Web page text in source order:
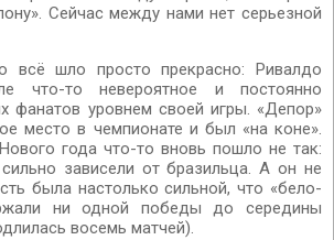
Сейчас между нами нет серьезной
всё шло просто прекрасно: Ривалдо
что-то невероятное и постоянно
фанатов уровнем своей игры. «Депор»
место в чемпионате и был «на коне».
года что-то вновь пошло не так:
зависели от бразильца. А он не
была настолько сильной, что «бело-
ни одной победы до середины
восемь матчей).